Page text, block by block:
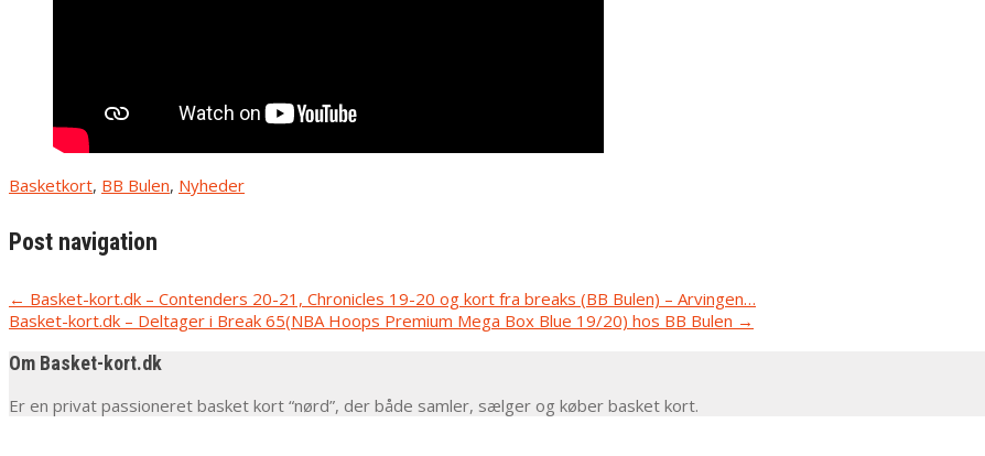
Basketkort, BB Bulen, Nyheder
Post navigation
← Basket-kort.dk – Contenders 20-21, Chronicles 19-20 og kort fra breaks (BB Bulen) – Arvingen…
Basket-kort.dk – Deltager i Break 65(NBA Hoops Premium Mega Box Blue 19/20) hos BB Bulen →
Om Basket-kort.dk
Er en privat passioneret basket kort “nørd”, der både samler, sælger og køber basket kort.